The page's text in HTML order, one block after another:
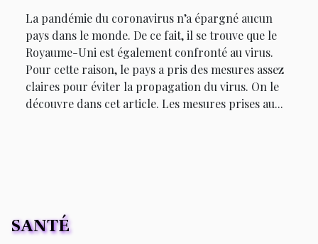
La pandémie du coronavirus n’a épargné aucun
pays dans le monde. De ce fait, il se trouve que le
Royaume-Uni est également confronté au virus.
Pour cette raison, le pays a pris des mesures assez
claires pour éviter la propagation du virus. On le
découvre dans cet article. Les mesures prises au...
SANTÉ